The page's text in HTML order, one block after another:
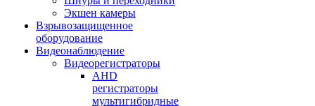
Экшен камеры
Взрывозащищенное
оборудование
Видеонаблюдение
Видеорегистраторы
AHD
регистраторы
мультигибридные